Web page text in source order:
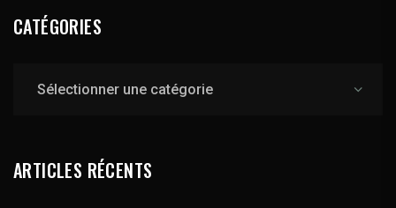
CATÉGORIES
ARTICLES RÉCENTS